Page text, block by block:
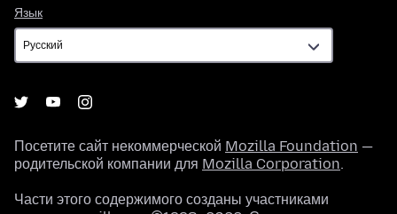
Язык
Посетите сайт некоммерческой Mozilla Foundation —
родительской компании для Mozilla Corporation.
Части этого содержимого созданы участниками